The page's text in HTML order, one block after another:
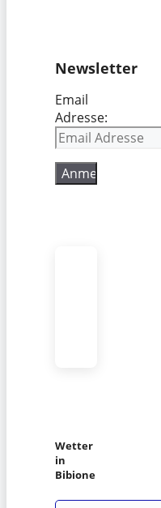
Newsletter
Email
Adresse:
Wetter
in
Bibione